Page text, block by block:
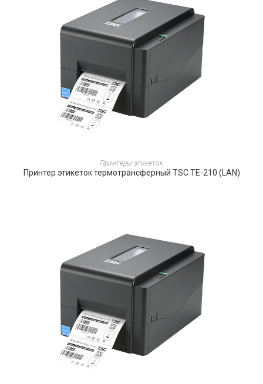
ПОДРОБНЕЕ
Принтеры этикеток
Принтер этикеток термотрансферный TSC TE-210 (LAN)